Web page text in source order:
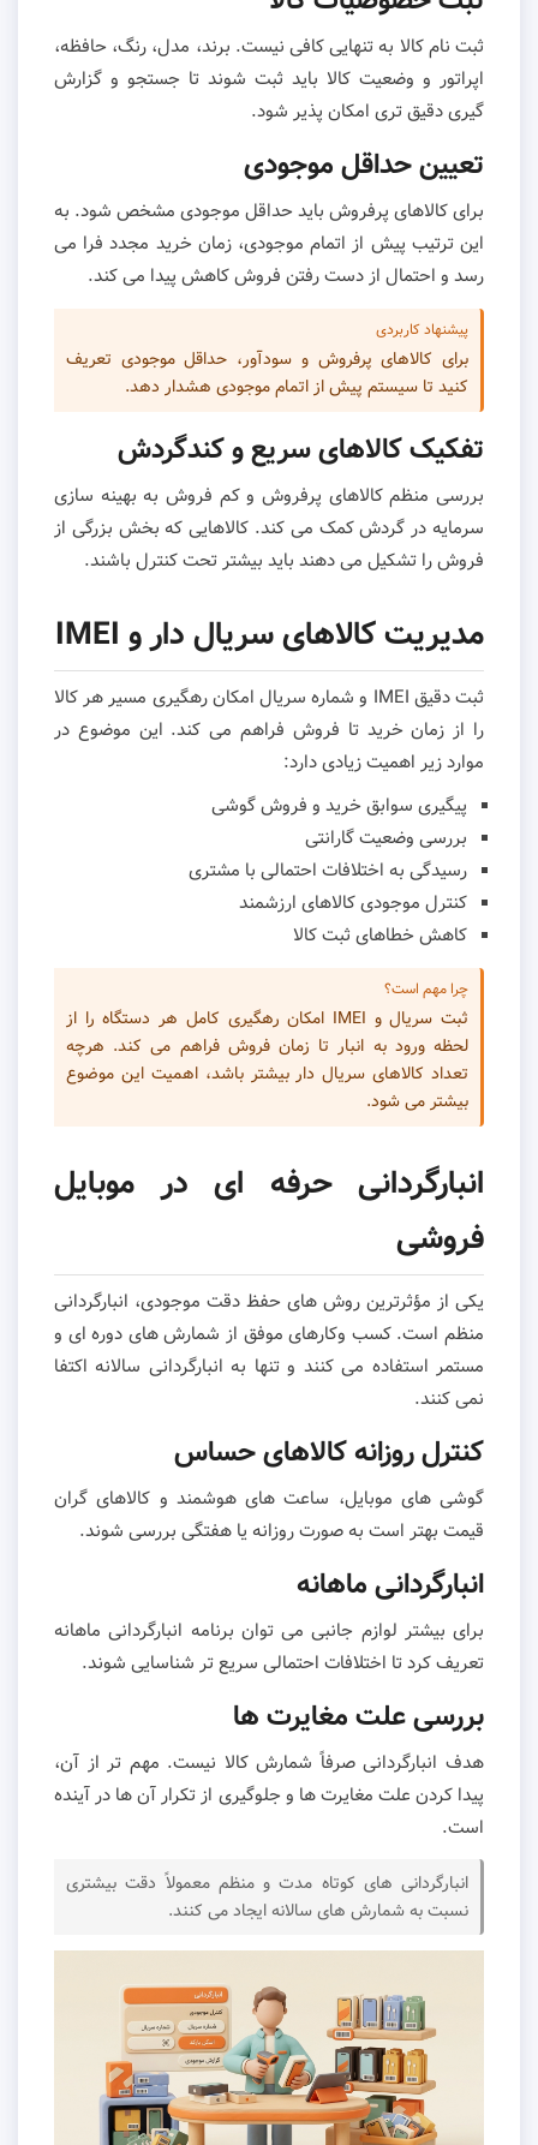
ثبت نام کالا به تنهایی کافی نیست. برند، مدل، رنگ، حافظه،
اپراتور و وضعیت کالا باید ثبت شوند تا جستجو و گزارش
گیری دقیق تری امکان پذیر شود.
تعیین حداقل موجودی
برای کالاهای پرفروش باید حداقل موجودی مشخص شود. به
این ترتیب پیش از اتمام موجودی، زمان خرید مجدد فرا می
رسد و احتمال از دست رفتن فروش کاهش پیدا می کند.
پیشنهاد کاربردی
برای کالاهای پرفروش و سودآور، حداقل موجودی تعریف
کنید تا سیستم پیش از اتمام موجودی هشدار دهد.
تفکیک کالاهای سریع و کندگردش
بررسی منظم کالاهای پرفروش و کم فروش به بهینه سازی
سرمایه در گردش کمک می کند. کالاهایی که بخش بزرگی از
فروش را تشکیل می دهند باید بیشتر تحت کنترل باشند.
مدیریت کالاهای سریال دار و IMEI
ثبت دقیق IMEI و شماره سریال امکان رهگیری مسیر هر کالا
را از زمان خرید تا فروش فراهم می کند. این موضوع در
موارد زیر اهمیت زیادی دارد:
پیگیری سوابق خرید و فروش گوشی
بررسی وضعیت گارانتی
رسیدگی به اختلافات احتمالی با مشتری
کنترل موجودی کالاهای ارزشمند
کاهش خطاهای ثبت کالا
چرا مهم است؟
ثبت سریال و IMEI امکان رهگیری کامل هر دستگاه را از
لحظه ورود به انبار تا زمان فروش فراهم می کند. هرچه
تعداد کالاهای سریال دار بیشتر باشد، اهمیت این موضوع
بیشتر می شود.
انبارگردانی حرفه ای در موبایل
فروشی
یکی از مؤثرترین روش های حفظ دقت موجودی، انبارگردانی
منظم است. کسب وکارهای موفق از شمارش های دوره ای و
مستمر استفاده می کنند و تنها به انبارگردانی سالانه اکتفا
نمی کنند.
کنترل روزانه کالاهای حساس
گوشی های موبایل، ساعت های هوشمند و کالاهای گران
قیمت بهتر است به صورت روزانه یا هفتگی بررسی شوند.
انبارگردانی ماهانه
برای بیشتر لوازم جانبی می توان برنامه انبارگردانی ماهانه
تعریف کرد تا اختلافات احتمالی سریع تر شناسایی شوند.
بررسی علت مغایرت ها
هدف انبارگردانی صرفاً شمارش کالا نیست. مهم تر از آن،
پیدا کردن علت مغایرت ها و جلوگیری از تکرار آن ها در آینده
است.
انبارگردانی های کوتاه مدت و منظم معمولاً دقت بیشتری
نسبت به شمارش های سالانه ایجاد می کنند.